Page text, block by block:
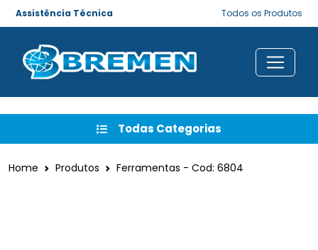
Assistência Técnica Todos os Produtos
Todas Categorias
Home Produtos Ferramentas - Cod: 6804